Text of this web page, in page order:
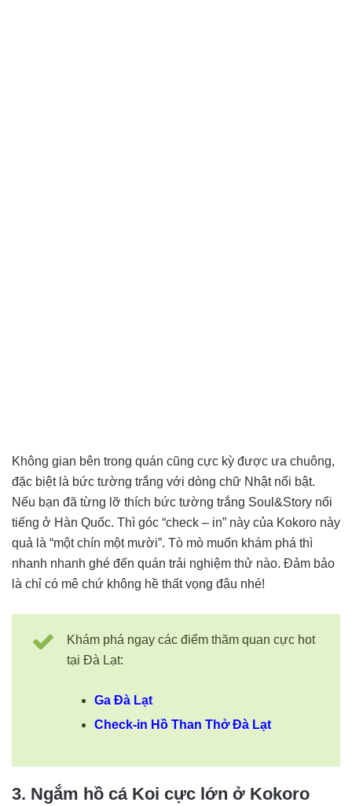
Không gian bên trong quán cũng cực kỳ được ưa chuông,
đặc biệt là bức tường trắng với dòng chữ Nhật nổi bật.
Nếu bạn đã từng lỡ thích bức tường trắng Soul&Story nổi
tiếng ở Hàn Quốc. Thì góc “check – in” này của Kokoro này
quả là “một chín một mười”. Tò mò muốn khám phá thì
nhanh nhanh ghé đến quán trải nghiệm thử nào. Đảm bảo
là chỉ có mê chứ không hề thất vọng đâu nhé!
Khám phá ngay các điểm thăm quan cực hot
tại Đà Lạt:
Ga Đà Lạt
Check-in Hồ Than Thở Đà Lạt
3. Ngắm hồ cá Koi cực lớn ở Kokoro